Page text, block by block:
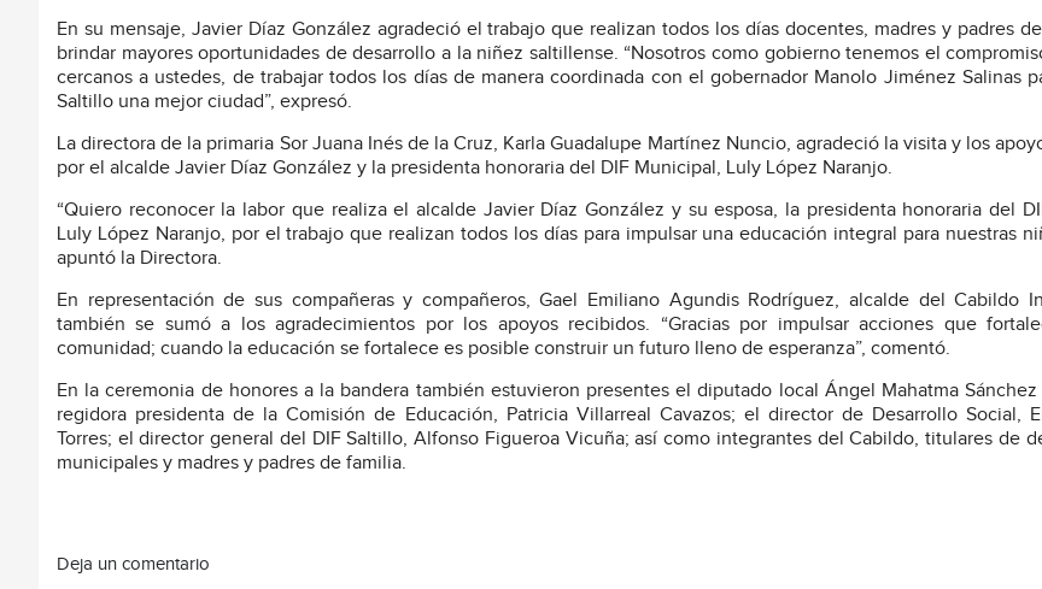
En su mensaje, Javier Díaz González agradeció el trabajo que realizan todos los días docentes, madres y padres
brindar mayores oportunidades de desarrollo a la niñez saltillense. “Nosotros como gobierno tenemos el
cercanos a ustedes, de trabajar todos los días de manera coordinada con el gobernador Manolo Jiménez Salinas
Saltillo una mejor ciudad”, expresó.
La directora de la primaria Sor Juana Inés de la Cruz, Karla Guadalupe Martínez Nuncio, agradeció la visita y los
por el alcalde Javier Díaz González y la presidenta honoraria del DIF Municipal, Luly López Naranjo.
“Quiero reconocer la labor que realiza el alcalde Javier Díaz González y su esposa, la presidenta honoraria del
Luly López Naranjo, por el trabajo que realizan todos los días para impulsar una educación integral para nuestras
apuntó la Directora.
En representación de sus compañeras y compañeros, Gael Emiliano Agundis Rodríguez, alcalde del Cabildo
también se sumó a los agradecimientos por los apoyos recibidos. “Gracias por impulsar acciones que
comunidad; cuando la educación se fortalece es posible construir un futuro lleno de esperanza”, comentó.
En la ceremonia de honores a la bandera también estuvieron presentes el diputado local Ángel Mahatma Sánchez
regidora presidenta de la Comisión de Educación, Patricia Villarreal Cavazos; el director de Desarrollo Social,
Torres; el director general del DIF Saltillo, Alfonso Figueroa Vicuña; así como integrantes del Cabildo, titulares de
municipales y madres y padres de familia.
Deja un comentario